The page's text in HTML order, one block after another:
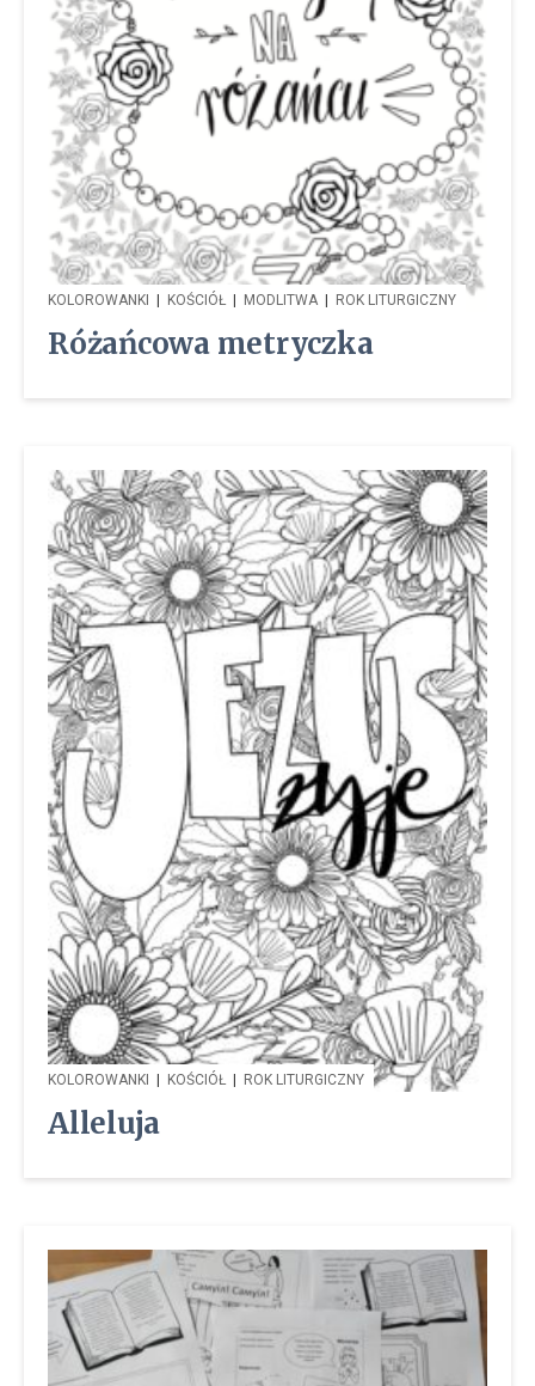
KOLOROWANKI | KOŚCIÓŁ | MODLITWA | ROK LITURGICZNY
Różańcowa metryczka
KOLOROWANKI KOŚCIÓŁ ROK LITURGICZNY
Alleluja